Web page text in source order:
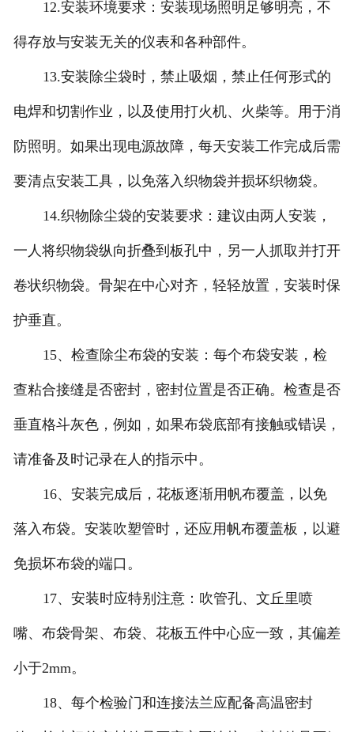
12.安装环境要求：安装现场照明足够明亮，不
得存放与安装无关的仪表和各种部件。
13.安装除尘袋时，禁止吸烟，禁止任何形式的
电焊和切割作业，以及使用打火机、火柴等。用于消
防照明。如果出现电源故障，每天安装工作完成后需
要清点安装工具，以免落入织物袋并损坏织物袋。
14.织物除尘袋的安装要求：建议由两人安装，
一人将织物袋纵向折叠到板孔中，另一人抓取并打开
卷状织物袋。骨架在中心对齐，轻轻放置，安装时保
护垂直。
15、检查除尘布袋的安装：每个布袋安装，检
查粘合接缝是否密封，密封位置是否正确。检查是否
垂直格斗灰色，例如，如果布袋底部有接触或错误，
请准备及时记录在人的指示中。
16、安装完成后，花板逐渐用帆布覆盖，以免
落入布袋。安装吹塑管时，还应用帆布覆盖板，以避
免损坏布袋的端口。
17、安装时应特别注意：吹管孔、文丘里喷
嘴、布袋骨架、布袋、花板五件中心应一致，其偏差
小于2mm。
18、每个检验门和连接法兰应配备高温密封